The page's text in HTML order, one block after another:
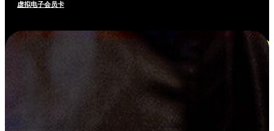
虚拟电子会员卡